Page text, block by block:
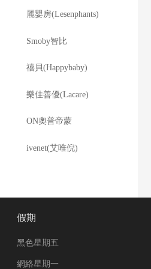
麗嬰房(Lesenphants)
Smoby智比
禧貝(Happybaby)
樂佳善優(Lacare)
ON奧普帝蒙
ivenet(艾唯倪)
假期
黑色星期五
網絡星期一